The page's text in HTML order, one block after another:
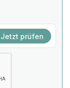
Jetzt prüfen